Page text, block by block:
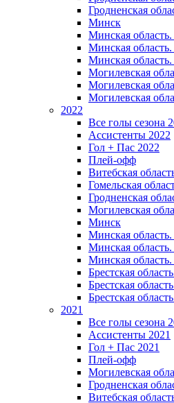
Гродненская
Минск
Минская
Минская
Минская
Могилевская
Могилевская
Могилевская
2022
Все голы сезона
Ассистенты 2022
Гол + Пас 2022
Плей-офф
Витебская
Гомельская
Гродненская
Могилевская
Минск
Mинская
Минская
Минская
Брестская
Брестская
Брестская
2021
Все голы сезона
Ассистенты 2021
Гол + Пас 2021
Плей-офф
Могилевская
Гродненская
Витебская